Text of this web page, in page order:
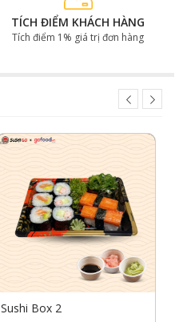
TÍCH ĐIỂM KHÁCH HÀNG
Tích điểm 1% giá trị đơn hàng
Sushi Box 2